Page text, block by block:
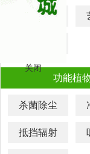
关闭
元宵花卉
功能植
杀菌除尘
抵挡辐射